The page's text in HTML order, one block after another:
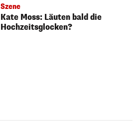
Szene
Kate Moss: Läuten bald die
Hochzeitsglocken?